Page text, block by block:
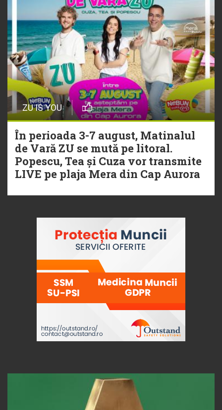
ZU IS YOU
În perioada 3-7 august, Matinalul
de Vară ZU se mută pe litoral.
Popescu, Tea și Cuza vor transmite
LIVE pe plaja Mera din Cap Aurora